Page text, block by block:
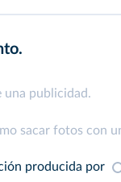
una publicidad.
sacar fotos con
producida por